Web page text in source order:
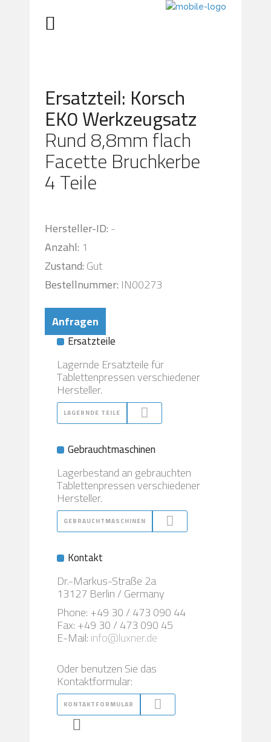
Ersatzteil: Korsch
EK0 Werkzeugsatz
Rund 8,8mm flach
Facette Bruchkerbe
4 Teile
Hersteller-ID:-
Anzahl: 1
Zustand:Gut
Bestellnummer: IN00273
Anfragen
Ersatzteile
Lagernde Ersatzteile für
Tablettenpressen verschiedener
Hersteller.
LAGERNDE TEILE
Gebrauchtmaschinen
Lagerbestand an gebrauchten
Tablettenpressen verschiedener
Hersteller.
GEBRAUCHTMASCHINEN
Kontakt
Dr.-Markus-Straße 2a
13127 Berlin / Germany
Phone: +49 30 / 473 090 44
Fax: +49 30 / 473 090 45
E-Mail:info@luxner.de
Oder benutzen Sie das
Kontaktformular:
KONTAKTFORMULAR